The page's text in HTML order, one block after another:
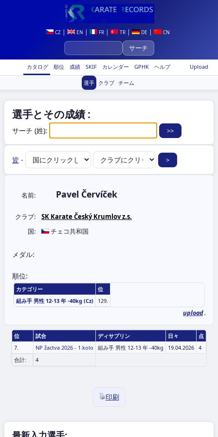
CZ| EN | FR| TR| DE | CN
Upload
カタログ 順位 成績 SKIF カレンダー GPHK ヘルプ
選手 クラブ チーム
選手とその成績 :
サーチ (姓):
皆 -
名前: Pavel Červíček
クラブ:
SK Karate Český Krumlov z.s.
国:
チェコ共和国
メダル:
順位:
カテゴリー
位
組み手 男性 12-13 年 -40kg (Cz)
129.
upload.
位 試合 ディサプリン 日々
点
7.
NP žactva 2026 - 1.kolo 組み手 男性 12-13 年 -40kg 19.04.2026 4
合計:
4
印刷